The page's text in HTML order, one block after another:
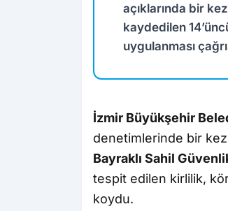
açıklarında bir
kaydedilen
uygulanması
İzmir Büyükşehir
denetimlerinde bir kez
Bayraklı Sahil
tespit edilen kirlilik,
koydu.